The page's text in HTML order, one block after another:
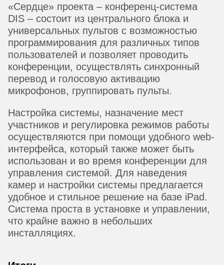
«Сердце» проекта – конференц-система
DIS – состоит из центрального блока и
универсальных пультов с возможностью
программирования для различных типов
пользователей и позволяет проводить
конференции, осуществлять синхронный
перевод и голосовую активацию
микрофонов, группировать пульты.
Настройка системы, назначение мест
участников и регулировка режимов работы
осуществляются при помощи удобного web-
интерфейса, который также может быть
использован и во время конференции для
управления системой. Для наведения
камер и настройки системы предлагается
удобное и стильное решение на базе iPad.
Система проста в установке и управлении,
что крайне важно в небольших
инсталляциях.